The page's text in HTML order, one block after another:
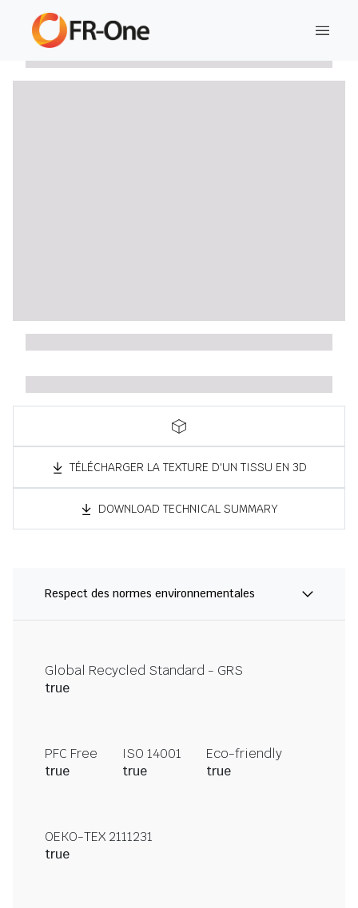
TÉLÉCHARGER LA TEXTURE D'UN TISSU EN 3D
DOWNLOAD TECHNICAL SUMMARY
Respect des normes environnementales
Global Recycled Standard - GRS
true
PFC Free
true
ISO 14001
true
Eco-friendly
true
OEKO-TEX 2111231
true